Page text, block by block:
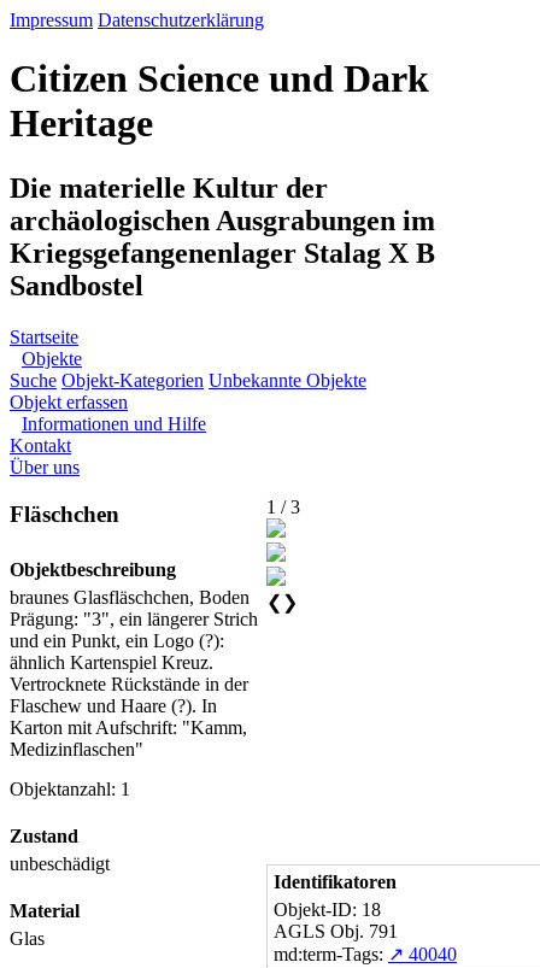
Impressum Datenschutzerklärung
Citizen Science und Dark
Heritage
Die materielle Kultur der
archäologischen Ausgrabungen im
Kriegsgefangenenlager Stalag X B
Sandbostel
Startseite
Objekte
Suche Objekt-Kategorien Unbekannte Objekte
Objekt erfassen
Informationen und Hilfe
Kontakt
Über uns
Fläschchen
Objektbeschreibung
braunes Glasfläschchen, Boden
Prägung: "3", ein längerer Strich
und ein Punkt, ein Logo (?):
ähnlich Kartenspiel Kreuz.
Vertrocknete Rückstände in der
Flaschew und Haare (?). In
Karton mit Aufschrift: "Kamm,
Medizinflaschen"
Objektanzahl: 1
Zustand
unbeschädigt
Material
Glas
1 / 3
❮ ❯
Identifikatoren
Objekt-ID: 18
AGLS Obj. 791
md:term-Tags: ↗ 40040